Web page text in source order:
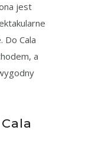
jest
Do Cala
a